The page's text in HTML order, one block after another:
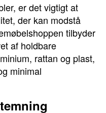
er det vigtigt at
der kan modstå
tilbyder
af holdbare
rattan og plast,
minimal